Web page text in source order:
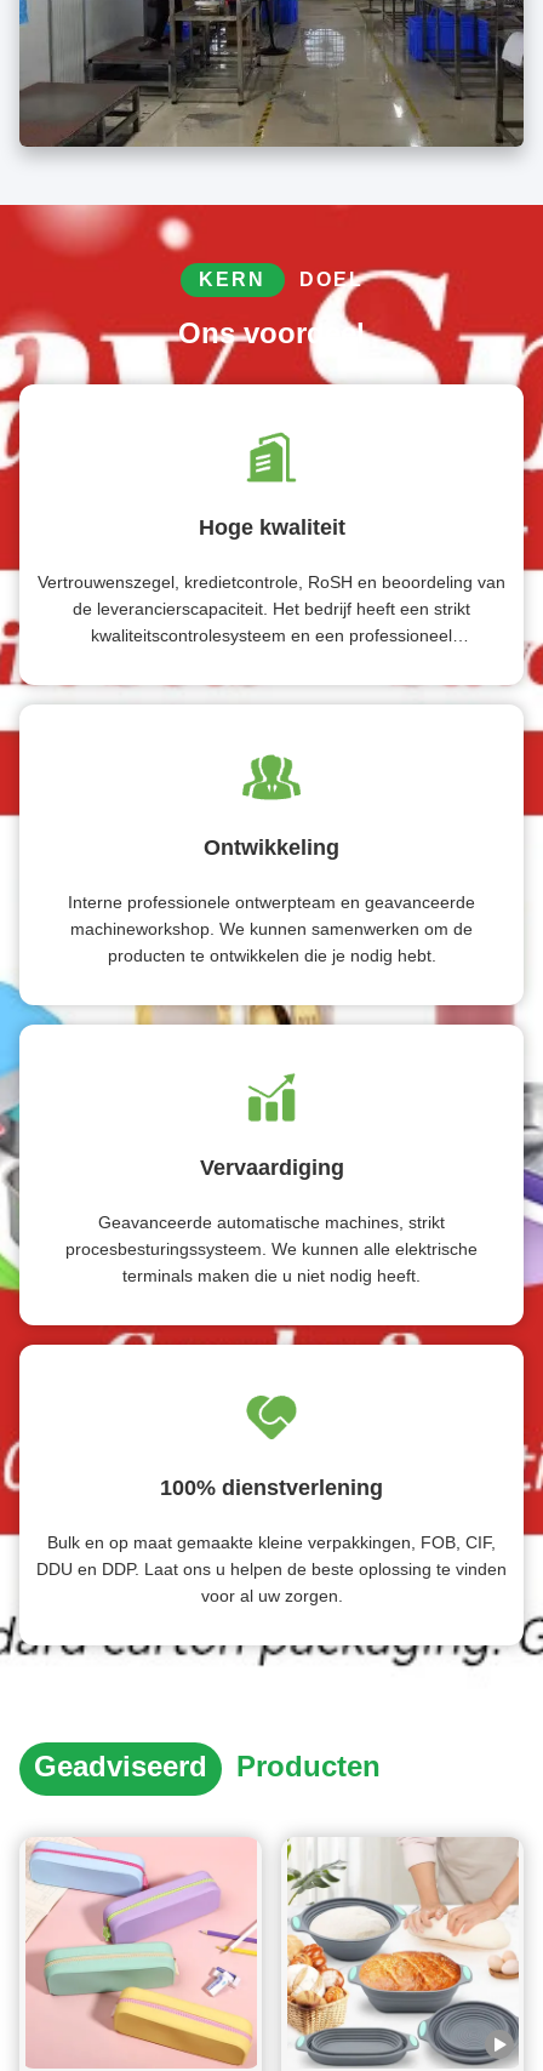
KERN DOEL
Ons voordeel
Hoge kwaliteit
Vertrouwenszegel, kredietcontrole, RoSH en beoordeling van
de leverancierscapaciteit. Het bedrijf heeft een strikt
kwaliteitscontrolesysteem en een professioneel
Ontwikkeling
Interne professionele ontwerpteam en geavanceerde
machineworkshop. We kunnen samenwerken om de
producten te ontwikkelen die je nodig hebt.
Vervaardiging
Geavanceerde automatische machines, strikt
procesbesturingssysteem. We kunnen alle elektrische
terminals maken die u niet nodig heeft.
100% dienstverlening
Bulk en op maat gemaakte kleine verpakkingen, FOB, CIF,
DDU en DDP. Laat ons u helpen de beste oplossing te vinden
voor al uw zorgen.
Geadviseerd Producten